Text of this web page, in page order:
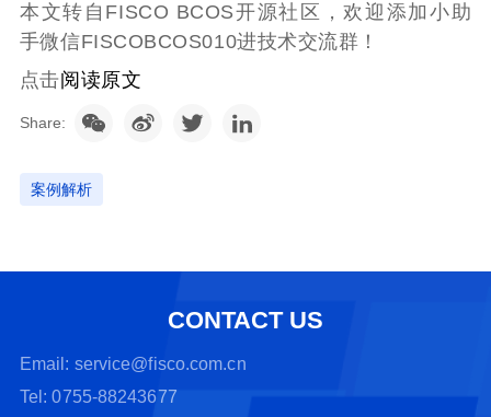
本文转自FISCO BCOS开源社区，欢迎添加小助
手微信FISCOBCOS010进技术交流群！
点击阅读原文
Share:
案例解析
CONTACT US
Email: service@fisco.com.cn
Tel: 0755-88243677